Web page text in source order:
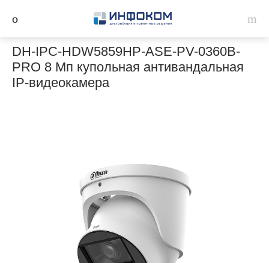
DH-IPC-HDW5859HP-ASE-PV-0360B-
PRO 8 Мп купольная антивандальная
IP-видеокамера